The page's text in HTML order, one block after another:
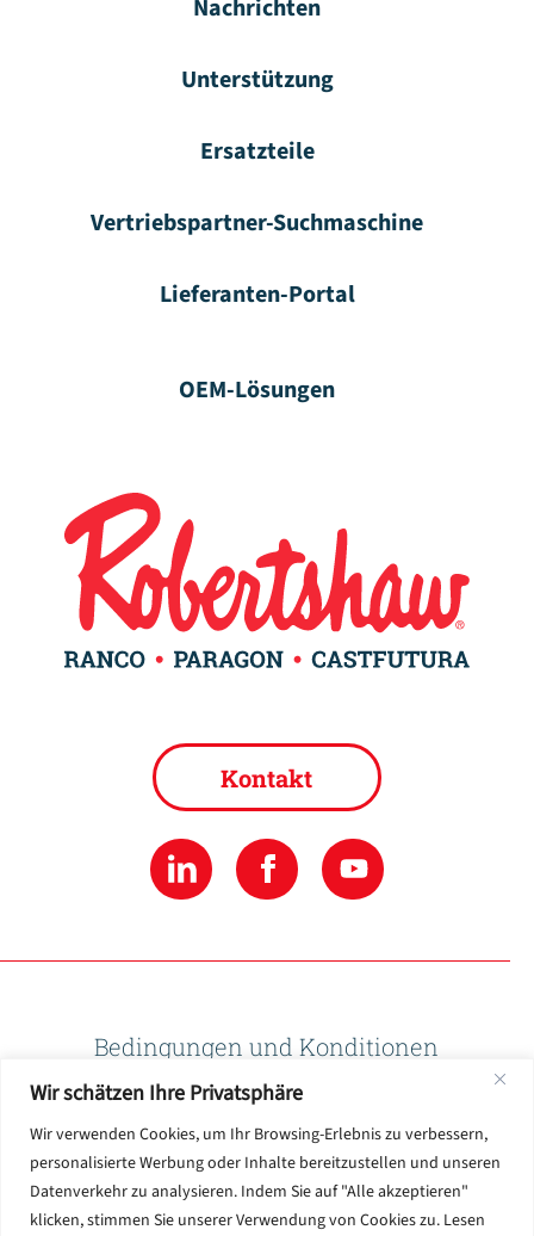
Wir schätzen Ihre Privatsphäre
Wir verwenden Cookies, um Ihr Browsing-Erlebnis zu verbessern,
personalisierte Werbung oder Inhalte bereitzustellen und unseren
Datenverkehr zu analysieren. Indem Sie auf "Alle akzeptieren"
klicken, stimmen Sie unserer Verwendung von Cookies zu. Lesen
Nachrichten
Unterstützung
Ersatzteile
Vertriebspartner-Suchmaschine
Lieferanten-Portal
OEM-Lösungen
Kontakt
Bedingungen und Konditionen
Datenschutzbestimmungen
Nutzungsbedingungen